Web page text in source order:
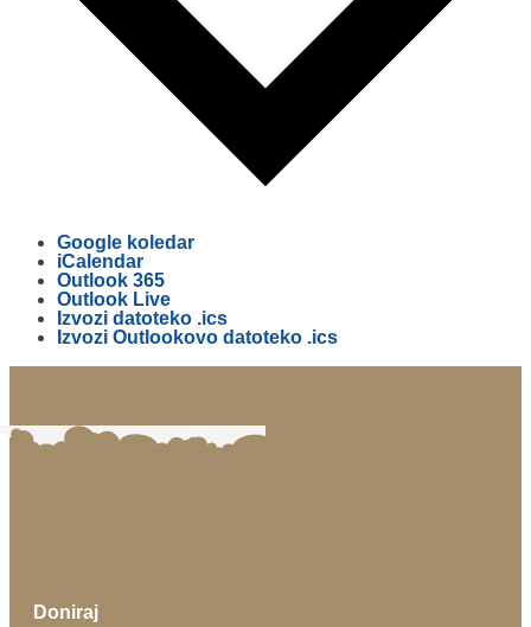
Google koledar
iCalendar
Outlook 365
Outlook Live
Izvozi datoteko .ics
Izvozi Outlookovo datoteko .ics
Doniraj